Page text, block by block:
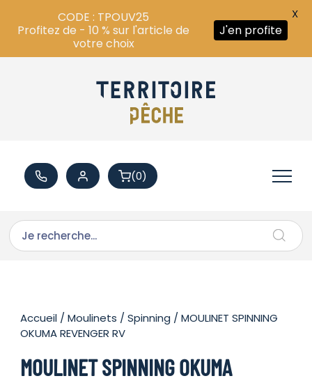
(0)
Accueil /Moulinets /Spinning / MOULINET SPINNING
OKUMA REVENGER RV
MOULINET SPINNING OKUMA
CODE : TPOUV25
Profitez de - 10 % sur l'article de
votre choix
J'en profite
X